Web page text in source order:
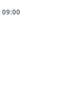
09:00